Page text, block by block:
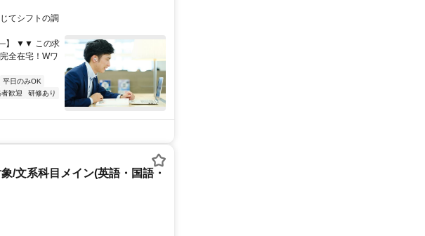
てシフトの調
】 ▼▼ この求
全在宅！Wワ
平日のみOK
歓迎
研修あり
/文系科目メイン(英語・国語・